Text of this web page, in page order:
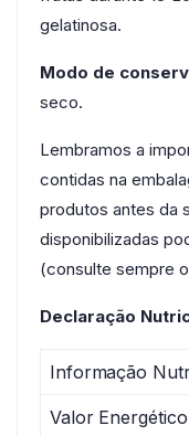
gelatinosa.
Modo de
seco.
Lembramos a
contidas na
produtos antes da
disponibilizadas
(consulte sempre
Declaração
Informação
Valor Energético